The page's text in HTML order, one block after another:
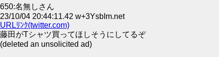
650:名無しさん
23/10/04 20:44:11.42 w+3YsbIm.net
URLﾘﾝｸ(twitter.com)
藤田がTシャツ買ってほしそうにしてるぞ
(deleted an unsolicited ad)